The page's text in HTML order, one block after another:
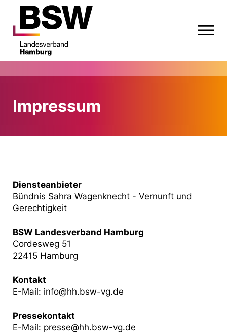
Impressum
Diensteanbieter
Bündnis Sahra Wagenknecht - Vernunft und
Gerechtigkeit
BSW Landesverband Hamburg
Cordesweg 51
22415 Hamburg
Kontakt
E-Mail: info@hh.bsw-vg.de
Pressekontakt
E-Mail: presse@hh.bsw-vg.de